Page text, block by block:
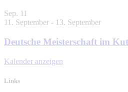
Sep. 11
11. September - 13. September
Deutsche Meisterschaft im
Kalender anzeigen
Links